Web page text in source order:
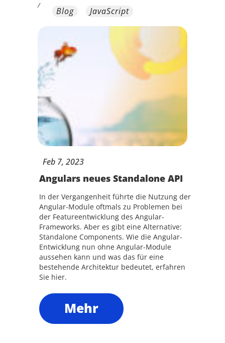
/
Blog JavaScript
Feb 7, 2023
Angulars neues Standalone API
In der Vergangenheit führte die Nutzung der
Angular-Module oftmals zu Problemen bei
der Featureentwicklung des Angular-
Frameworks. Aber es gibt eine Alternative:
Standalone Components. Wie die Angular-
Entwicklung nun ohne Angular-Module
aussehen kann und was das für eine
bestehende Architektur bedeutet, erfahren
Sie hier.
Mehr